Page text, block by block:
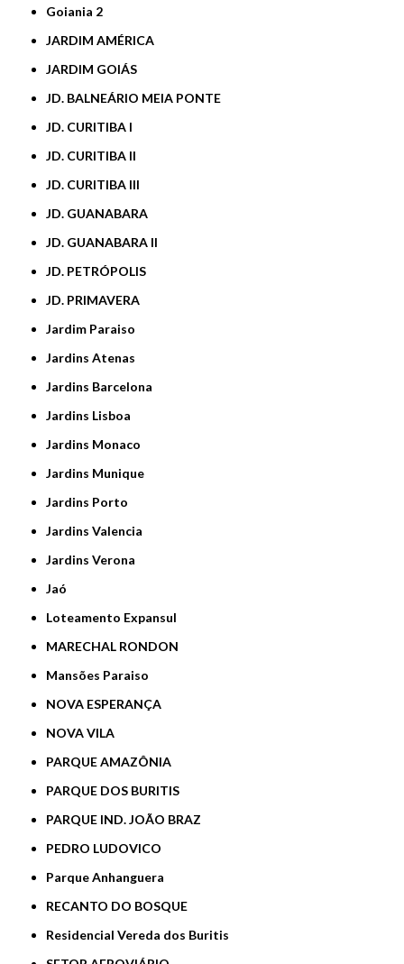
Goiania 2
JARDIM AMÉRICA
JARDIM GOIÁS
JD. BALNEÁRIO MEIA PONTE
JD. CURITIBA I
JD. CURITIBA II
JD. CURITIBA III
JD. GUANABARA
JD. GUANABARA II
JD. PETRÓPOLIS
JD. PRIMAVERA
Jardim Paraiso
Jardins Atenas
Jardins Barcelona
Jardins Lisboa
Jardins Monaco
Jardins Munique
Jardins Porto
Jardins Valencia
Jardins Verona
Jaó
Loteamento Expansul
MARECHAL RONDON
Mansões Paraiso
NOVA ESPERANÇA
NOVA VILA
PARQUE AMAZÔNIA
PARQUE DOS BURITIS
PARQUE IND. JOÃO BRAZ
PEDRO LUDOVICO
Parque Anhanguera
RECANTO DO BOSQUE
Residencial Vereda dos Buritis